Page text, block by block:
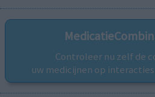
Controleer nu zelf de
uw medicijnen op